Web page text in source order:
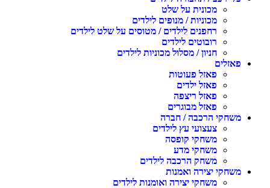
מכונית על שלט
מכוניות / מנופים לילדים
רחפנים לילדים / מטוסים על שלט לילדים
רובוטים לילדים
חניון / מסלול מכוניות לילדים
פאזלים
פאזל פעוטות
פאזל ילדים
פאזל ריצפה
פאזל מבוגרים
משחקי הרכבה / חברה
צעצועי עץ לילדים
משחקי קופסה
משחקי מדע
משחק הרכבה לילדים
משחקי יצירה ואמנות
משחקי יצירה ואומנות לילדים